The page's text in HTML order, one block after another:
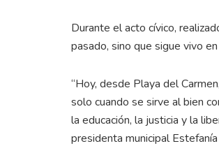
Durante el acto cívico,
pasado, sino que sigue vivo
“Hoy, desde Playa del
solo cuando se sirve al bien
la educación, la justicia y la
presidenta municipal